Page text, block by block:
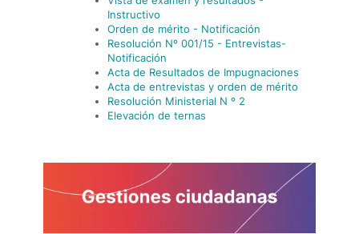
Instructivo
Orden de mérito - Notificación
Resolución Nº 001/15 - Entrevistas-
Notificación
Acta de Resultados de Impugnaciones
Acta de entrevistas y orden de mérito
Resolución Ministerial N º 2
Elevación de ternas